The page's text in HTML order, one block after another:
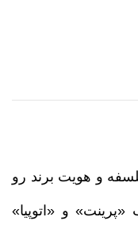
و هویت برند رو
و «اتوپیا»